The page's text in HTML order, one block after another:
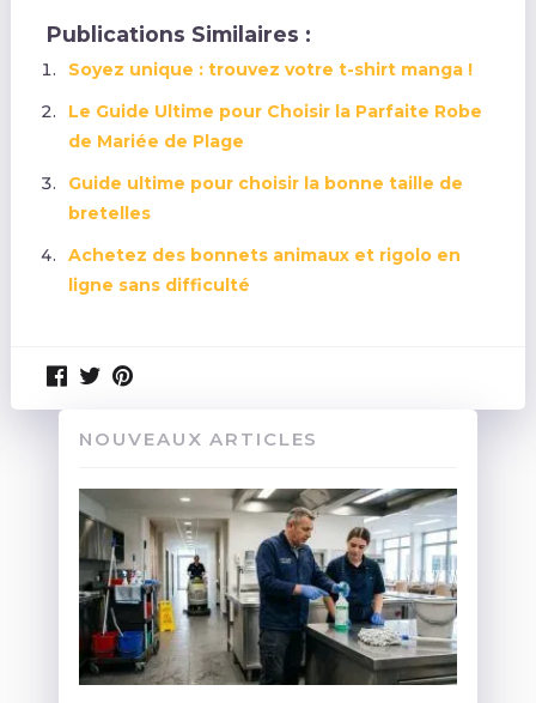
Publications Similaires :
Soyez unique : trouvez votre t-shirt manga !
Le Guide Ultime pour Choisir la Parfaite Robe
de Mariée de Plage
Guide ultime pour choisir la bonne taille de
bretelles
Achetez des bonnets animaux et rigolo en
ligne sans difficulté
NOUVEAUX ARTICLES